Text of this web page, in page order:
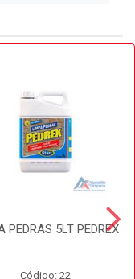
PEDRAS 5LT PEDREX
Código: 22